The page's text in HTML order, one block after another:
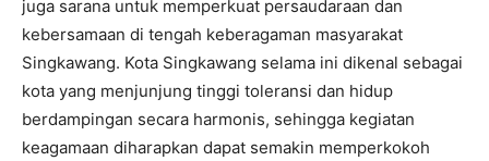
juga sarana untuk memperkuat persaudaraan dan
kebersamaan di tengah keberagaman masyarakat
Singkawang. Kota Singkawang selama ini dikenal sebagai
kota yang menjunjung tinggi toleransi dan hidup
berdampingan secara harmonis, sehingga kegiatan
keagamaan diharapkan dapat semakin memperkokoh